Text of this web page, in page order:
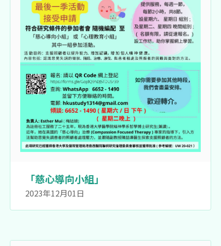
「慈心導向小組」
2023年12月01日